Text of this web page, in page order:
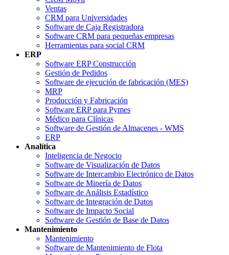
Ventas
CRM para Universidades
Software de Caja Registradora
Software CRM para pequeñas empresas
Herramientas para social CRM
ERP
Software ERP Construcción
Gestión de Pedidos
Software de ejecución de fabricación (MES)
MRP
Producción y Fabricación
Software ERP para Pymes
Médico para Clínicas
Software de Gestión de Almacenes - WMS
ERP
Analítica
Inteligencia de Negocio
Software de Visualización de Datos
Software de Intercambio Electrónico de Datos
Software de Minería de Datos
Software de Análisis Estadístico
Software de Integración de Datos
Software de Impacto Social
Software de Gestión de Base de Datos
Mantenimiento
Mantenimiento
Software de Mantenimiento de Flota